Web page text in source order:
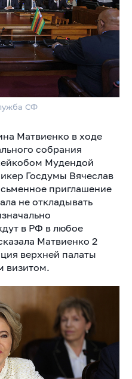
СФ
Матвиенко в ходе
собрания
Мудендой
Госдумы Вячеслав
приглашение
не откладывать
в РФ в любое
Матвиенко 2
верхней палаты
визитом.